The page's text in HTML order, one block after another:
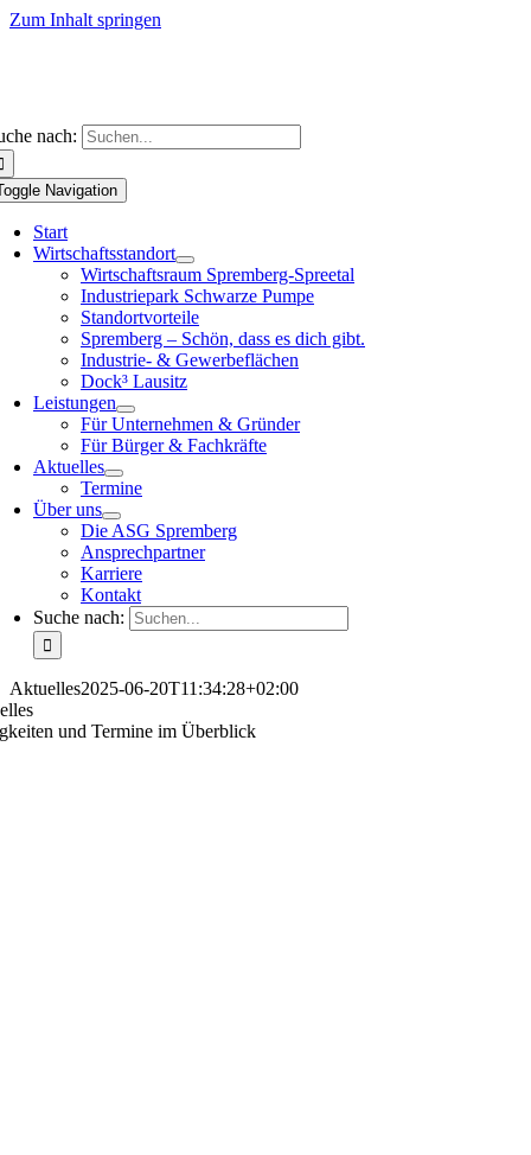
Zum Inhalt springen
nach:
Navigation
Start
Wirtschaftsstandort
Wirtschaftsraum Spremberg-Spreetal
Industriepark Schwarze Pumpe
Standortvorteile
Spremberg – Schön, dass es dich gibt.
Industrie- & Gewerbeflächen
Dock³ Lausitz
Leistungen
Für Unternehmen & Gründer
Für Bürger & Fachkräfte
Aktuelles
Termine
Über uns
Die ASG Spremberg
Ansprechpartner
Karriere
Kontakt
Suche nach:
Aktuelles2025-06-20T11:34:28+02:00
und Termine im Überblick